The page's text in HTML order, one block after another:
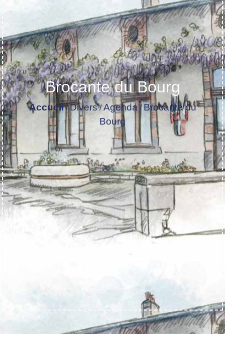
Brocante du Bourg
Accueil/Divers/Agenda/Brocante du
Bourg